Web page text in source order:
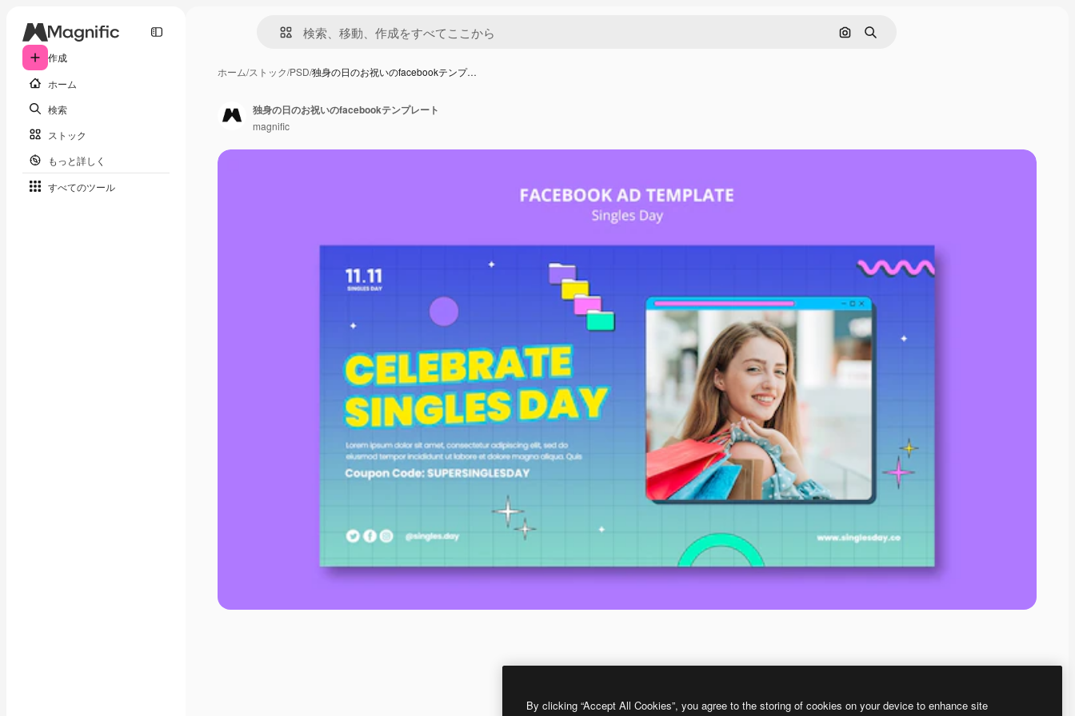
作成
ホーム
検索
ストック
もっと詳しく
すべてのツール
画像で検索
検索
ホーム/ストック/PSD/独身の日のお祝いのfacebookテンプ…
独身の日のお祝いのfacebookテンプレート
magnific
By clicking “Accept All Cookies”, you agree to the storing of cookies on your device to enhance site